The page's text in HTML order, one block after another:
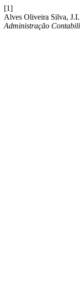
[1]
Alves Oliveira Silva,
Administração